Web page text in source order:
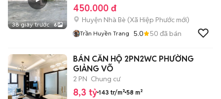
38 giây trước 6
450.000 đ
Huyện Nhà Bè (Xã Hiệp Phước mới)
Trần Huyền Trang 5.0 50 đã bán
BÁN CĂN HỘ 2PN2WC PHƯỜNG
GIẢNG VÕ
2 PN Chung cư
8,3 tỷ 143 tr/m² 58 m²